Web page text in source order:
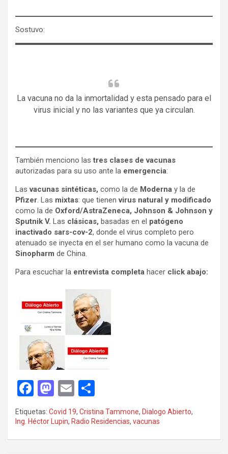
Sostuvo:
La vacuna no da la inmortalidad y esta pensado para el
virus inicial y no las variantes que ya circulan.
También menciono lastres clases de vacunas
autorizadas para su uso ante la emergencia:
Lasvacunas sintéticas, como la de Moderna y la de
Pfizer. Las mixtas: que tienenvirus natural y modificado
como la de Oxford/AstraZeneca, Johnson & Johnson y
Sputnik V. Las clásicas, basadas en el patógeno
inactivado sars-cov-2, donde el virus completo pero
atenuado se inyecta en el ser humano como la vacuna de
Sinopharm de China.
Para escuchar la entrevista completa hacer click abajo:
F
a
ce
b
M
a
st
o
E
m
ail
o
m
p
Etiquetas: Covid 19, Cristina Tammone, Dialogo Abierto,
Ing. Héctor Lupin, Radio Residencias, vacunas